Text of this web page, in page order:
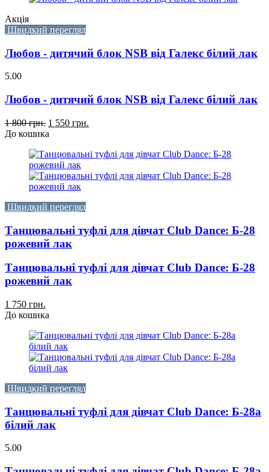
Акція
Швидкий перегляд
Любов - дитячий блок NSB від Галекс білий лак
5.00
Любов - дитячий блок NSB від Галекс білий лак
1 800 грн. 1 550 грн.
До кошика
Швидкий перегляд
Танцювальні туфлі для дівчат Club Dance: Б-28
рожевий лак
Танцювальні туфлі для дівчат Club Dance: Б-28
рожевий лак
1 750 грн.
До кошика
Швидкий перегляд
Танцювальні туфлі для дівчат Club Dance: Б-28а
білий лак
5.00